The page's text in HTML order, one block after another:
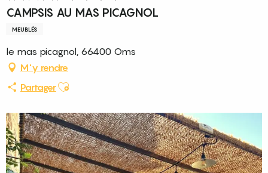
CAMPSIS AU MAS PICAGNOL
MEUBLÉS
le mas picagnol, 66400 Oms
M'y rendre
PartagerAjouter aux favoris